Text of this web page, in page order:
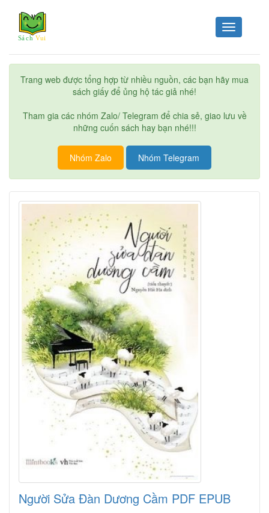
Toggle
navigation
Trang web được tổng hợp từ nhiều nguồn, các bạn hãy mua
sách giấy để ủng hộ tác giả nhé!
Tham gia các nhóm Zalo/ Telegram để chia sẻ, giao lưu về
những cuốn sách hay bạn nhé!!!
Nhóm Zalo Nhóm Telegram
Người Sửa Đàn Dương Cầm PDF EPUB